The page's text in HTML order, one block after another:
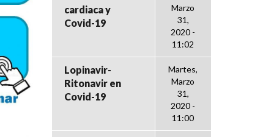
cardiaca y
Covid-19
Marzo
31,
2020 -
11:02
Lopinavir-
Ritonavir en
Covid-19
Martes,
Marzo
31,
2020 -
11:00